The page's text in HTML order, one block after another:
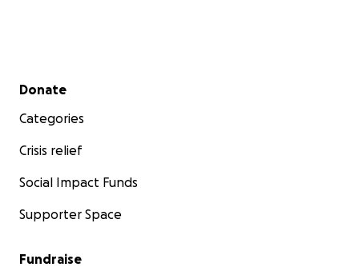
Secondary menu
Donate
Categories
Crisis relief
Social Impact Funds
Supporter Space
Fundraise